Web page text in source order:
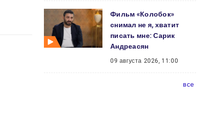
Фильм «Колобок»
снимал не я, хватит
писать мне: Сарик
Андреасян
09 августа 2026, 11:00
все